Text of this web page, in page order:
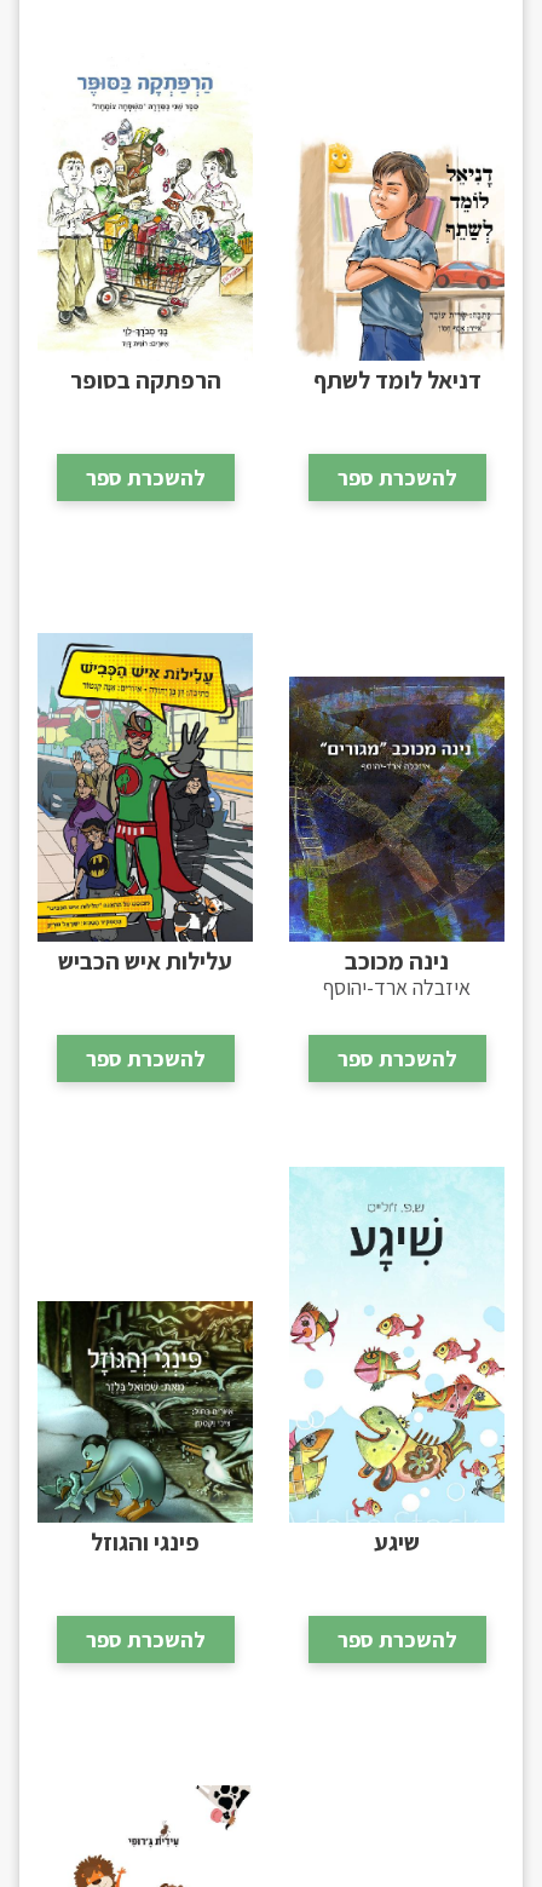
דניאל לומד לשתף
להשכרת ספר
הרפתקה בסופר
להשכרת ספר
נינה מכוכב
איזבלה ארד-יהוסף
להשכרת ספר
עלילות איש הכביש
להשכרת ספר
שיגע
להשכרת ספר
פינגי והגוזל
להשכרת ספר